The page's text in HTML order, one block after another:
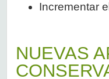
Incrementar
NUEVAS